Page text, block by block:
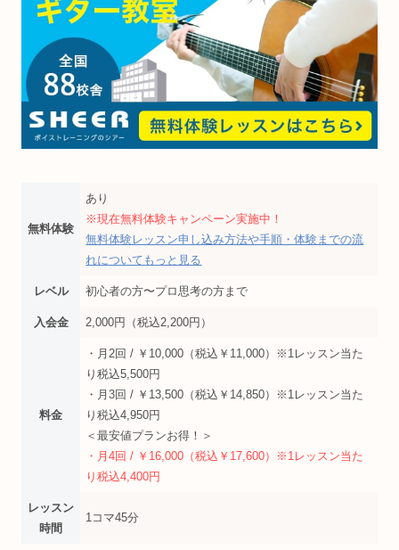
無料体験
あり
※現在無料体験キャンペーン実施中！
無料体験レッスン申し込み方法や手順・体験までの流
れについてもっと見る
レベル 初心者の方〜プロ思考の方まで
入会金 2,000円（税込2,200円）
料金
・月2回 / ￥10,000（税込￥11,000）※1レッスン当た
り税込5,500円
・月3回 / ￥13,500（税込￥14,850）※1レッスン当た
り税込4,950円
＜最安値プランお得！＞
・月4回 / ￥16,000（税込￥17,600）※1レッスン当た
り税込4,400円
レッスン
時間
1コマ45分